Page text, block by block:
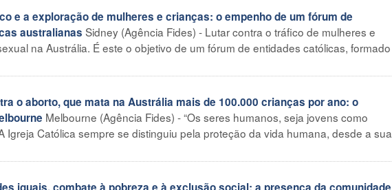
e a exploração de mulheres e crianças: o empenho de um fórum de
australianas Sidney (Agência Fides) - Lutar contra o tráfico de mulheres e
na Austrália. É este o objetivo de um fórum de entidades católicas, formado
o aborto, que mata na Austrália mais de 100.000 crianças por ano: o
Melbourne (Agência Fides) - “Os seres humanos, seja jovens como
Igreja Católica sempre se distinguiu pela proteção da vida humana, desde a sua